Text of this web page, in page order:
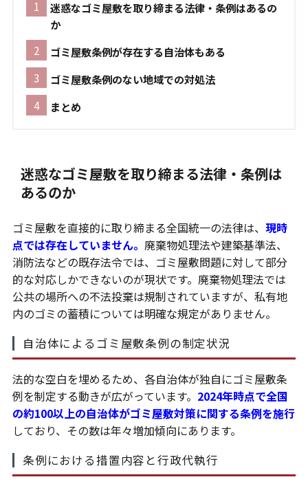
迷惑なゴミ屋敷を取り締まる法律・条例はあるの
か
ゴミ屋敷条例が存在する自治体もある
ゴミ屋敷条例のない地域での対処法
まとめ
迷惑なゴミ屋敷を取り締まる法律・条例は
あるのか
ゴミ屋敷を直接的に取り締まる全国統一の法律は、 現時
点では存在していません。 廃棄物処理法や建築基準法、
消防法などの既存法令では、ゴミ屋敷問題に対して部分
的な対応しかできないのが現状です。廃棄物処理法では
公共の場所への不法投棄は規制されていますが、私有地
内のゴミの蓄積については明確な規定がありません。
自治体によるゴミ屋敷条例の制定状況
法的な空白を埋めるため、各自治体が独自にゴミ屋敷条
例を制定する動きが広がっています。 2024年時点で全国
の約100以上の自治体がゴミ屋敷対策に関する条例を施行
しており、その数は年々増加傾向にあります。
条例における措置内容と行政代執行